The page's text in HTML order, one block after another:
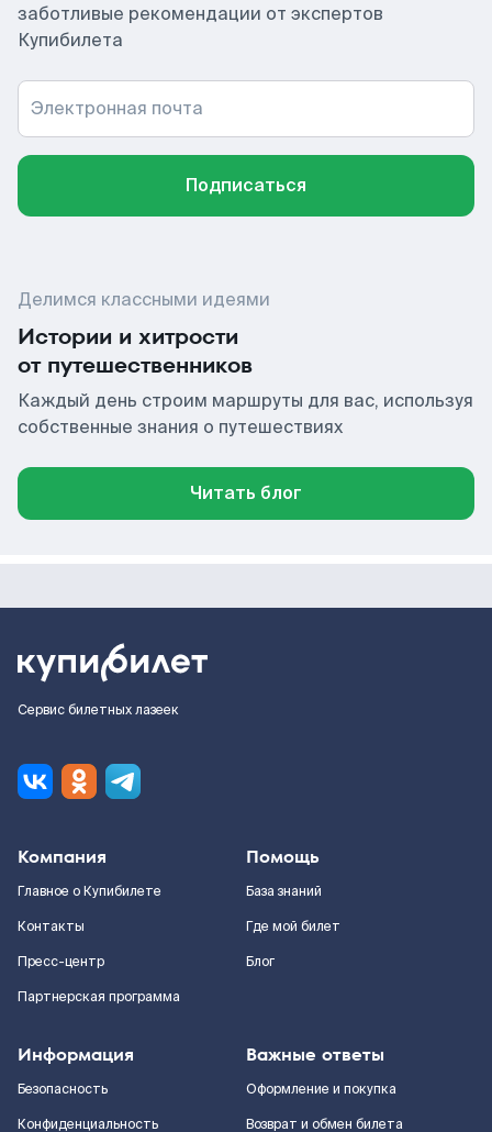
заботливые рекомендации от экспертов
Купибилета
Электронная почта
Подписаться
Делимся классными идеями
Истории и хитрости
от путешественников
Каждый день строим маршруты для вас, используя
собственные знания о путешествиях
Читать блог
Сервис билетных лазеек
Компания
Главное о Купибилете
Контакты
Пресс-центр
Партнерская программа
Помощь
База знаний
Где мой билет
Блог
Информация
Безопасность
Конфиденциальность
Важные ответы
Оформление и покупка
Возврат и обмен билета